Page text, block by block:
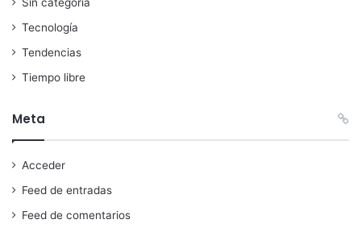
Tecnología
Tendencias
Tiempo libre
Meta
Acceder
Feed de entradas
Feed de comentarios